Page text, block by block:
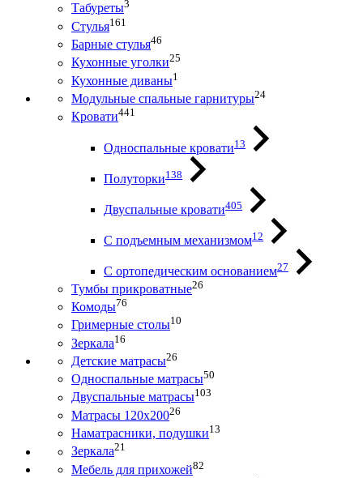
Табуреты3
Стулья161
Барные стулья46
Кухонные уголки25
Кухонные диваны1
Модульные спальные гарнитуры24
Кровати441
Односпальные кровати13
Полуторки138
Двуспальные кровати405
С подъемным механизмом12
С ортопедическим основанием27
Тумбы прикроватные26
Комоды76
Гримерные столы10
Зеркала16
Детские матрасы26
Односпальные матрасы50
Двуспальные матрасы103
Матрасы 120х20026
Наматрасники, подушки13
Зеркала21
Мебель для прихожей82